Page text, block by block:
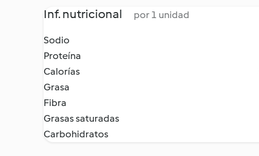
Inf. nutricional por 1 unidad
Sodio
Proteína
Calorías
Grasa
Fibra
Grasas saturadas
Carbohidratos